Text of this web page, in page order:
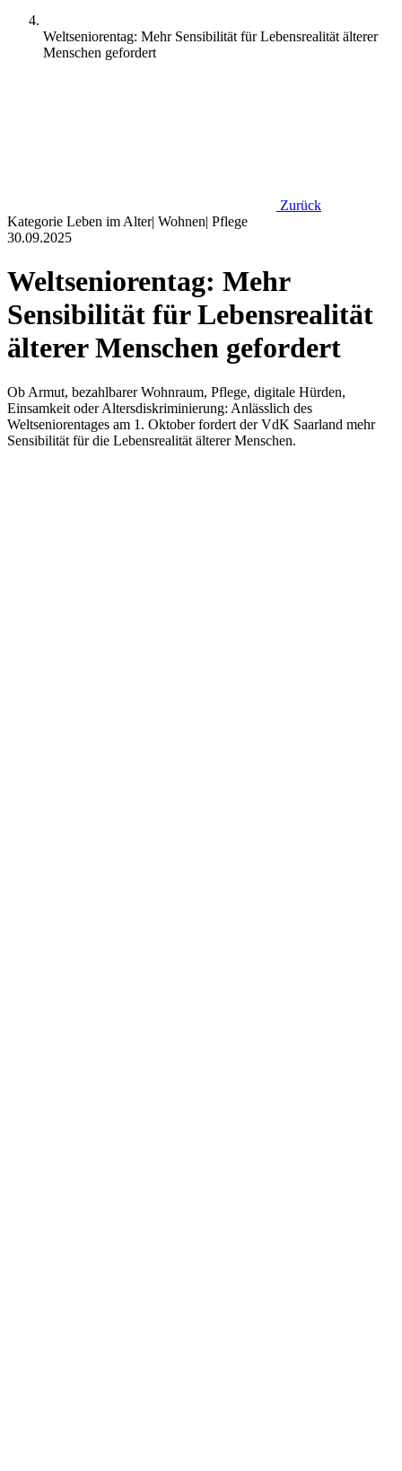
Weltseniorentag: Mehr Sensibilität für Lebensrealität älterer
Menschen gefordert
Zurück
Kategorie Leben im Alter| Wohnen| Pflege
30.09.2025
Weltseniorentag: Mehr
Sensibilität für Lebensrealität
älterer Menschen gefordert
Ob Armut, bezahlbarer Wohnraum, Pflege, digitale Hürden,
Einsamkeit oder Altersdiskriminierung: Anlässlich des
Weltseniorentages am 1. Oktober fordert der VdK Saarland mehr
Sensibilität für die Lebensrealität älterer Menschen.